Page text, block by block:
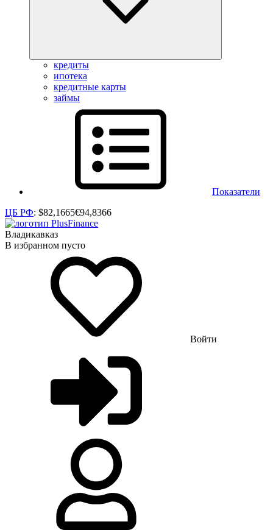
кредиты
ипотека
кредитные карты
займы
Показатели
ЦБ РФ: $82,1665€94,8366
Владикавказ
В избранном пусто
Войти